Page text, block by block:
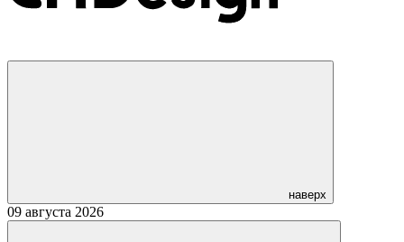
наверх
09 августа 2026